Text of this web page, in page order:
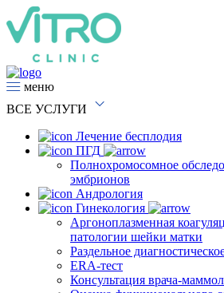
меню
ВСЕ УСЛУГИ
Лечение бесплодия
ПГД
Полнохромосомное
эмбрионов
Андрология
Гинекология
Аргоноплазменная
патологии шейки матки
Раздельное
ERA-тест
Консультация врача-